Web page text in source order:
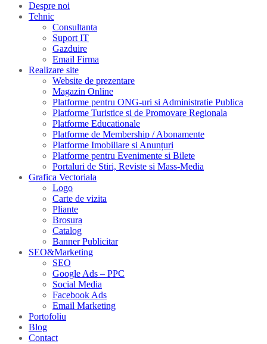
Despre noi
Tehnic
Consultanta
Suport IT
Gazduire
Email Firma
Realizare site
Website de prezentare
Magazin Online
Platforme pentru ONG-uri si Administratie Publica
Platforme Turistice si de Promovare Regionala
Platforme Educationale
Platforme de Membership / Abonamente
Platforme Imobiliare si Anunțuri
Platforme pentru Evenimente si Bilete
Portaluri de Stiri, Reviste si Mass-Media
Grafica Vectoriala
Logo
Carte de vizita
Pliante
Brosura
Catalog
Banner Publicitar
SEO&Marketing
SEO
Google Ads – PPC
Social Media
Facebook Ads
Email Marketing
Portofoliu
Blog
Contact